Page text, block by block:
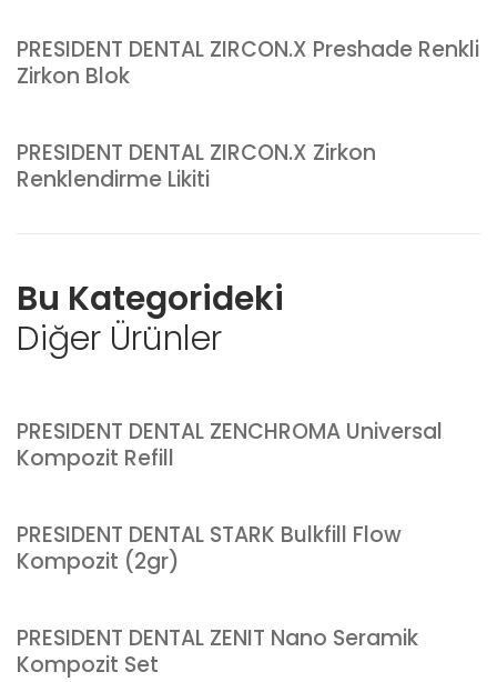
PRESIDENT DENTAL ZIRCON.X Preshade Renkli
Zirkon Blok
PRESIDENT DENTAL ZIRCON.X Zirkon
Renklendirme Likiti
Bu Kategorideki
Diğer Ürünler
PRESIDENT DENTAL ZENCHROMA Universal
Kompozit Refill
PRESIDENT DENTAL STARK Bulkfill Flow
Kompozit (2gr)
PRESIDENT DENTAL ZENIT Nano Seramik
Kompozit Set